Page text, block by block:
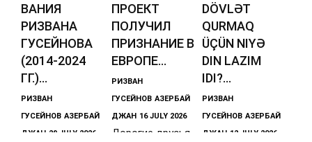
ВАНИЯ
РИЗВАНА
ГУСЕЙНОВА
(2014-2024
ГГ.)...
РИЗВАН
ГУСЕЙНОВ АЗЕРБАЙ
ДЖАН 29 JULY 2026
ПРОЕКТ
ПОЛУЧИЛ
ПРИЗНАНИЕ В
ЕВРОПЕ...
РИЗВАН
ГУСЕЙНОВ АЗЕРБАЙ
ДЖАН 16 JULY 2026
Дорогие друзья,
DÖVLƏT
QURMAQ
ÜÇÜN NIYƏ
DIN LAZIM
IDI?...
РИЗВАН
ГУСЕЙНОВ АЗЕРБАЙ
ДЖАН 12 JULY 2026